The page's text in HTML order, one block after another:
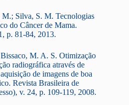
Silva, S. M. Tecnologias
do Câncer de Mama.
p. 81-84, 2013.
M. A. S. Otimização
radiográfica através de
de imagens de boa
Revista Brasileira de
v. 24, p. 109-119, 2008.